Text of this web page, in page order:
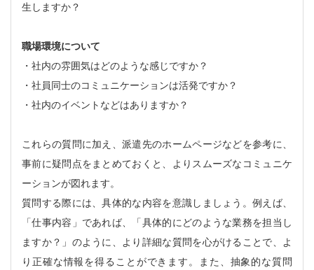
生しますか？
職場環境について
・社内の雰囲気はどのような感じですか？
・社員同士のコミュニケーションは活発ですか？
・社内のイベントなどはありますか？
これらの質問に加え、派遣先のホームページなどを参考に、
事前に疑問点をまとめておくと、よりスムーズなコミュニケ
ーションが図れます。
質問する際には、具体的な内容を意識しましょう。例えば、
「仕事内容」であれば、「具体的にどのような業務を担当し
ますか？」のように、より詳細な質問を心がけることで、よ
り正確な情報を得ることができます。また、抽象的な質問